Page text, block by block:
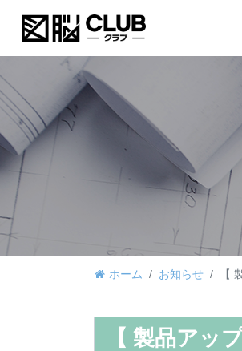
ホーム お知らせ 【
【 製品アッ